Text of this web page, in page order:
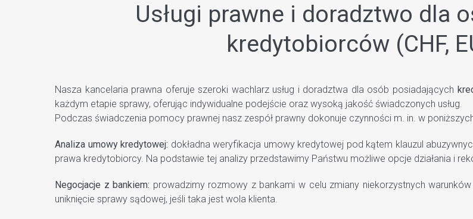
Usługi prawne i doradztwo dla
kredytobiorców (CHF,
Nasza kancelaria prawna oferuje szeroki wachlarz usług i doradztwa dla osób posiadających
każdym etapie sprawy, oferując indywidualne podejście oraz wysoką jakość świadczonych usług.
Podczas świadczenia pomocy prawnej nasz zespół prawny dokonuje czynności m. in. w
Analiza umowy kredytowej: dokładna weryfikacja umowy kredytowej pod kątem klauzul
prawa kredytobiorcy. Na podstawie tej analizy przedstawimy Państwu możliwe opcje działania i
Negocjacje z bankiem: prowadzimy rozmowy z bankami w celu zmiany niekorzystnych
uniknięcie sprawy sądowej, jeśli taka jest wola klienta.